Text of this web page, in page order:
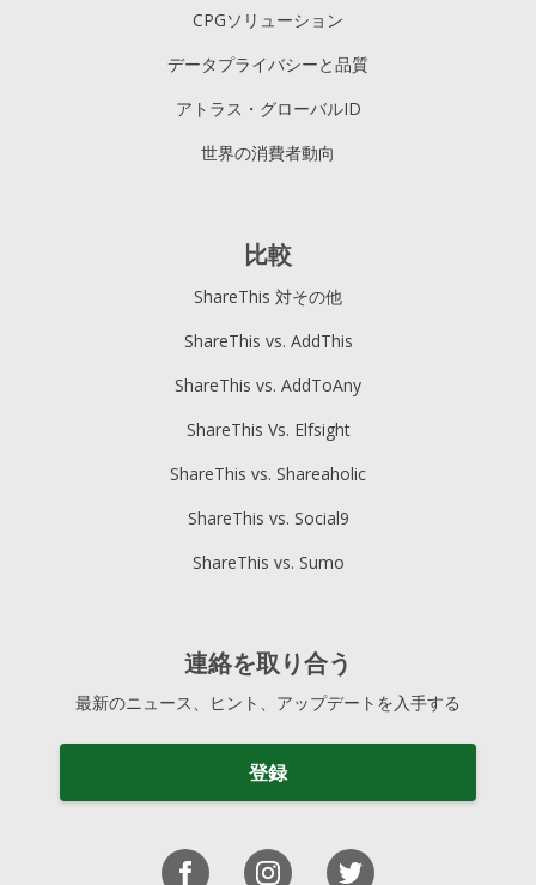
CPGソリューション
データプライバシーと品質
アトラス・グローバルID
世界の消費者動向
比較
ShareThis 対その他
ShareThis vs. AddThis
ShareThis vs. AddToAny
ShareThis Vs. Elfsight
ShareThis vs. Shareaholic
ShareThis vs. Social9
ShareThis vs. Sumo
連絡を取り合う
最新のニュース、ヒント、アップデートを入手する
登録